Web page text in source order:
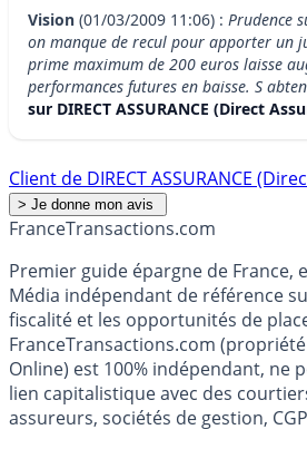
Vision (01/03/2009 11:06) : Prudence
on manque de recul pour apporter un
prime maximum de 200 euros laisse
performances futures en baisse. S
sur DIRECT ASSURANCE (Direct
Client de DIRECT ASSURANCE
FranceTransactions.com
Premier guide épargne de France,
Média indépendant de référence
fiscalité et les opportunités de
FranceTransactions.com
Online) est 100% indépendant, ne
lien capitalistique avec des
assureurs, sociétés de gestion,